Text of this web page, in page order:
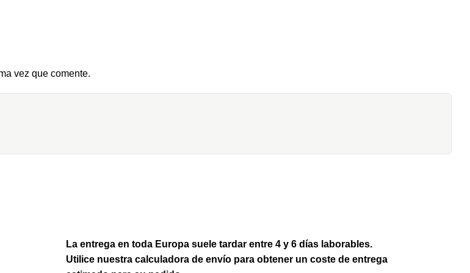
vez que comente.
La entrega en toda Europa suele tardar entre 4 y 6 días laborables.
Utilice nuestra calculadora de envío para obtener un coste de entrega